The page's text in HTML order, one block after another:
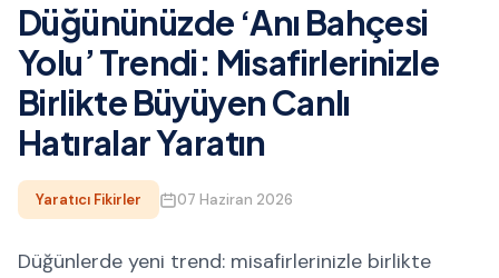
Düğününüzde ‘Anı Bahçesi
Yolu’ Trendi: Misafirlerinizle
Birlikte Büyüyen Canlı
Hatıralar Yaratın
Yaratıcı Fikirler 07 Haziran 2026
Düğünlerde yeni trend: misafirlerinizle birlikte